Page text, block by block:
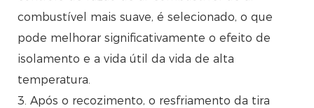
combustível mais suave, é selecionado, o que
pode melhorar significativamente o efeito de
isolamento e a vida útil da vida de alta
temperatura.
3. Após o recozimento, o resfriamento da tira